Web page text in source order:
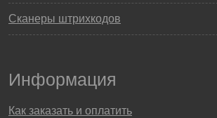
Сканеры штрихкодов
Информация
Как заказать и оплатить